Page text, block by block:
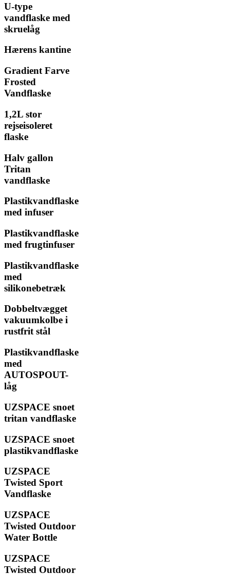
U-type
vandflaske med
skruelåg
Hærens kantine
Gradient Farve
Frosted
Vandflaske
1,2L stor
rejseisoleret
flaske
Halv gallon
Tritan
vandflaske
Plastikvandflaske
med infuser
Plastikvandflaske
med frugtinfuser
Plastikvandflaske
med
silikonebetræk
Dobbeltvægget
vakuumkolbe i
rustfrit stål
Plastikvandflaske
med
AUTOSPOUT-
låg
UZSPACE snoet
tritan vandflaske
UZSPACE snoet
plastikvandflaske
UZSPACE
Twisted Sport
Vandflaske
UZSPACE
Twisted Outdoor
Water Bottle
UZSPACE
Twisted Outdoor